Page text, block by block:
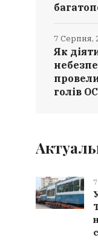
Як
голів
7 Серпня,